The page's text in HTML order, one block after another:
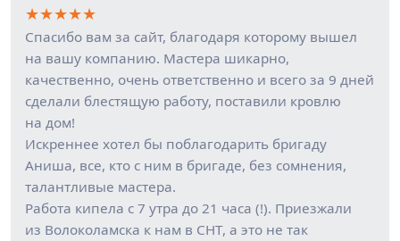
★★★★★
Спасибо вам за сайт, благодаря которому вышел
на вашу компанию. Мастера шикарно,
качественно, очень ответственно и всего за 9 дней
сделали блестящую работу, поставили кровлю
на дом!
Искреннее хотел бы поблагодарить бригаду
Аниша, все, кто с ним в бригаде, без сомнения,
талантливые мастера.
Работа кипела с 7 утра до 21 часа (!). Приезжали
из Волоколамска к нам в СНТ, а это не так